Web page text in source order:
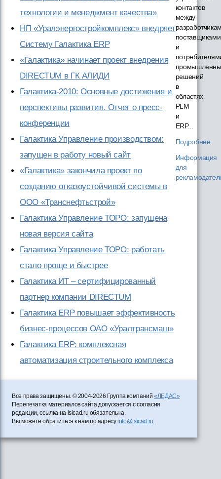
технологии и менеджмент качества»
НП «Уралэнергостройкомплекс» внедряет
Систему Галактика ERP
«Галактика» начинает проект внедрения
DIRECTUM в ГК АЛИДИ
Галактика-2010: Основные достижения и
перспективы развития. Отчет о пресс-
конференции
Галактика Управление производством:
запущен в работу новый сайт
«Галактика» закончила проект по
созданию отказоустойчивой системы в
ООО «Транснефтьстрой»
Галактика Управление ТОРО: запущена
новая версия сайта
Галактика Управление ТОРО: работать
стало проще и быстрее
Галактика ИТ – сертифицированный
партнер компании DIRECTUM
Галактика ERP повышает эффективность
бизнес-процессов ОАО «Уралтрансмаш»
Галактика ERP: комплексная
автоматизация строительного комплекса
контактов
между
поставщиками
и
решений
в
областях
PLM
и
ERP...
Подробнее
Информация
для
Все права защищены. © 2004-2026 Группа компаний«ЛЕДАС»
Перепечатка материалов сайта допускается с согласия
редакции, ссылка на isicad.ru обязательна.
Вы можете обратиться к нам по адресуinfo@isicad.ru.